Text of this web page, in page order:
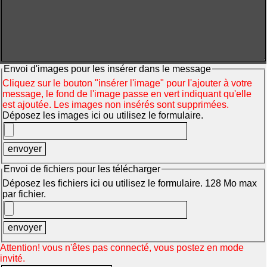
Envoi d'images pour les insérer dans le message
Cliquez sur le bouton "insérer l'image" pour l'ajouter à votre
message, le fond de l'image passe en vert indiquant qu'elle
est ajoutée. Les images non insérés sont supprimées.
Déposez les images ici ou utilisez le formulaire.
Envoi de fichiers pour les télécharger
Déposez les fichiers ici ou utilisez le formulaire. 128 Mo max
par fichier.
Attention! vous n'êtes pas connecté, vous postez en mode
invité.